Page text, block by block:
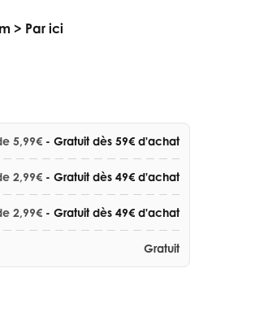
> Par ici
5,99€ - Gratuit dès 59€ d'achat
2,99€ - Gratuit dès 49€ d'achat
2,99€ - Gratuit dès 49€ d'achat
Gratuit